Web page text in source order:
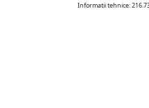
Informatii tehnice: